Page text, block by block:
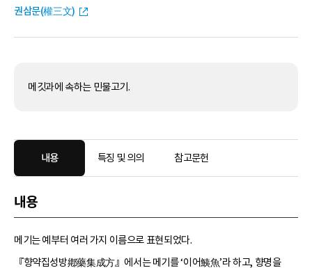
권삼문(權三文)
메깃과에 속하는 민물고기.
내용 특징 및 의의 참고문헌
내용
메기는 예부터 여러 가지 이름으로 표현되었다.
『향약집성방鄕藥集成方』에서는 메기를 ‘이어鮧魚’라 하고, 향명을